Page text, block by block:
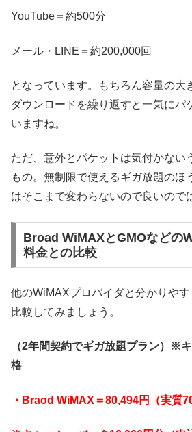
YouTube＝約500分
メール・LINE＝約200,000回
となっています。もちろん容量の大
ダウンロードを繰り返すと一気にパ
いますね。
ただ、意外とパケットは気付かない
もの。無制限で使えるギガ放題のほ
はそこまで変わらないので良いので
Broad WiMAXとGMOなどの
料金との比較
他のWiMAXプロバイダと分かりや
比較してみましょう。
（2年間契約でギガ放題プラン）※
格
・Braod WiMAX＝80,494円（実質